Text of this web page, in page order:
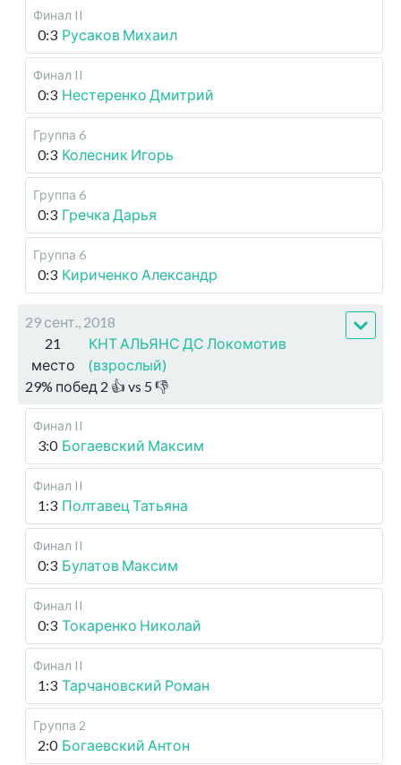
Финал II
0:3 Русаков Михаил
Финал II
0:3 Нестеренко Дмитрий
Группа 6
0:3 Колесник Игорь
Группа 6
0:3 Гречка Дарья
Группа 6
0:3 Кириченко Александр
29 сент., 2018
21
место
КНТ АЛЬЯНС ДС Локомотив
(взрослый)
29% побед 2 👍 vs 5 👎
Финал II
3:0 Богаевский Максим
Финал II
1:3 Полтавец Татьяна
Финал II
0:3 Булатов Максим
Финал II
0:3 Токаренко Николай
Финал II
1:3 Тарчановский Роман
Группа 2
2:0 Богаевский Антон